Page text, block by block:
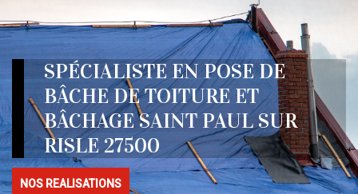
SPÉCIALISTE EN POSE DE
BÂCHE DE TOITURE ET
BÂCHAGE SAINT PAUL SUR
RISLE 27500
NOS REALISATIONS